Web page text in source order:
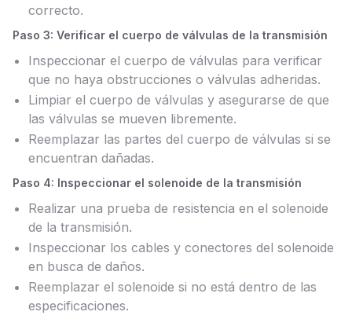
correcto.
Paso 3: Verificar el cuerpo de válvulas de la transmisión
Inspeccionar el cuerpo de válvulas para verificar
que no haya obstrucciones o válvulas adheridas.
Limpiar el cuerpo de válvulas y asegurarse de que
las válvulas se mueven libremente.
Reemplazar las partes del cuerpo de válvulas si se
encuentran dañadas.
Paso 4: Inspeccionar el solenoide de la transmisión
Realizar una prueba de resistencia en el solenoide
de la transmisión.
Inspeccionar los cables y conectores del solenoide
en busca de daños.
Reemplazar el solenoide si no está dentro de las
especificaciones.